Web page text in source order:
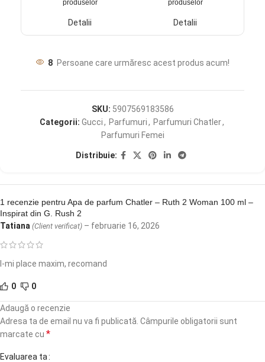
produselor
Detalii
produselor
Detalii
8 Persoane care urmăresc acest produs acum!
SKU: 5907569183586
Categorii: Gucci, Parfumuri, Parfumuri Chatler,
Parfumuri Femei
Distribuie:
1 recenzie pentru Apa de parfum Chatler – Ruth 2 Woman 100 ml –
Inspirat din G. Rush 2
Tatiana (Client verificat) – februarie 16, 2026
I-mi place maxim, recomand
0 0
Adaugă o recenzie
Adresa ta de email nu va fi publicată. Câmpurile obligatorii sunt
marcate cu *
Evaluarea ta